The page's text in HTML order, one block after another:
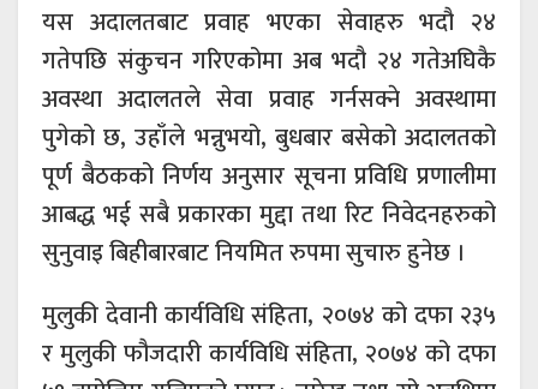
यस अदालतबाट प्रवाह भएका सेवाहरु भदौ २४
गतेपछि संकुचन गरिएकोमा अब भदौ २४ गतेअघिकै
अवस्था अदालतले सेवा प्रवाह गर्नसक्ने अवस्थामा
पुगेको छ, उहाँले भन्नुभयो, बुधबार बसेको अदालतको
पूर्ण बैठकको निर्णय अनुसार सूचना प्रविधि प्रणालीमा
आबद्ध भई सबै प्रकारका मुद्दा तथा रिट निवेदनहरुको
सुनुवाइ बिहीबारबाट नियमित रुपमा सुचारु हुनेछ ।
मुलुकी देवानी कार्यविधि संहिता, २०७४ को दफा २३५
र मुलुकी फौजदारी कार्यविधि संहिता, २०७४ को दफा